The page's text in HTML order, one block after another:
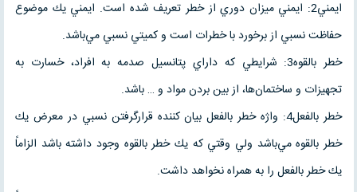
ايمني2: ايمني ميزان دوري از خطر تعريف شده است. ايمني يك موضوع
حفاظت نسبي از برخورد با خطرات است و كميتي نسبي مي‌باشد.
خطر بالقوه3: شرايطي كه داراي پتانسيل صدمه به افراد، خسارت به
تجهيزات و ساختمان‌ها، از بين بردن مواد و … باشد.
خطر بالفعل4: واژه خطر بالفعل بيان كننده قرارگرفتن نسبي در معرض يك
خطر بالقوه مي‌باشد ولي وقتي كه يك خطر بالقوه وجود داشته باشد الزاماً
يك خطر بالفعل را به همراه نخواهد داشت.